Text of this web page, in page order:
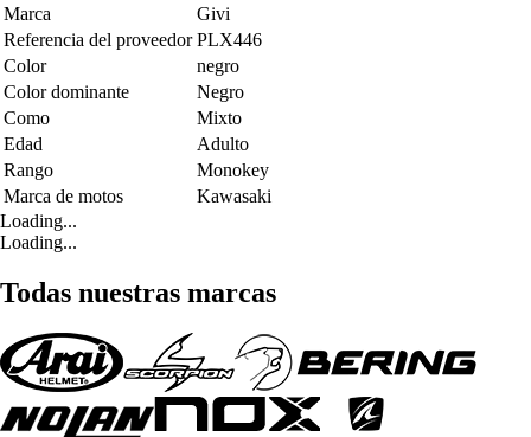
Marca
Givi
Referencia del proveedor PLX446
Color
negro
Color dominante
Negro
Como
Mixto
Edad
Adulto
Rango
Monokey
Marca de motos
Kawasaki
Loading...
Loading...
Todas nuestras marcas